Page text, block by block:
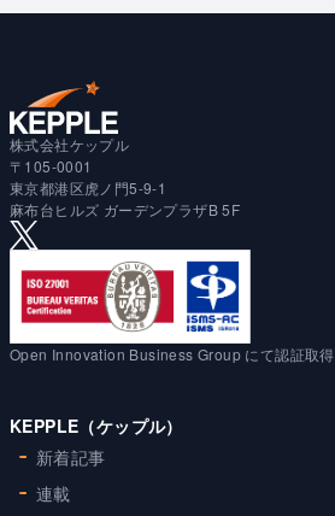
株式会社ケップル
〒105-0001
東京都港区虎ノ門5-9-1
麻布台ヒルズ ガーデンプラザB 5F
Open Innovation Business Group にて認証取得
KEPPLE（ケップル）
新着記事
連載